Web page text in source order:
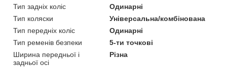
Тип задніх коліс
Одинарні
Тип коляски
Універсальна/комбінована
Тип передніх коліс
Одинарні
Тип ременів безпеки
5-ти точкові
Ширина передньої і
задньої осі
Різна